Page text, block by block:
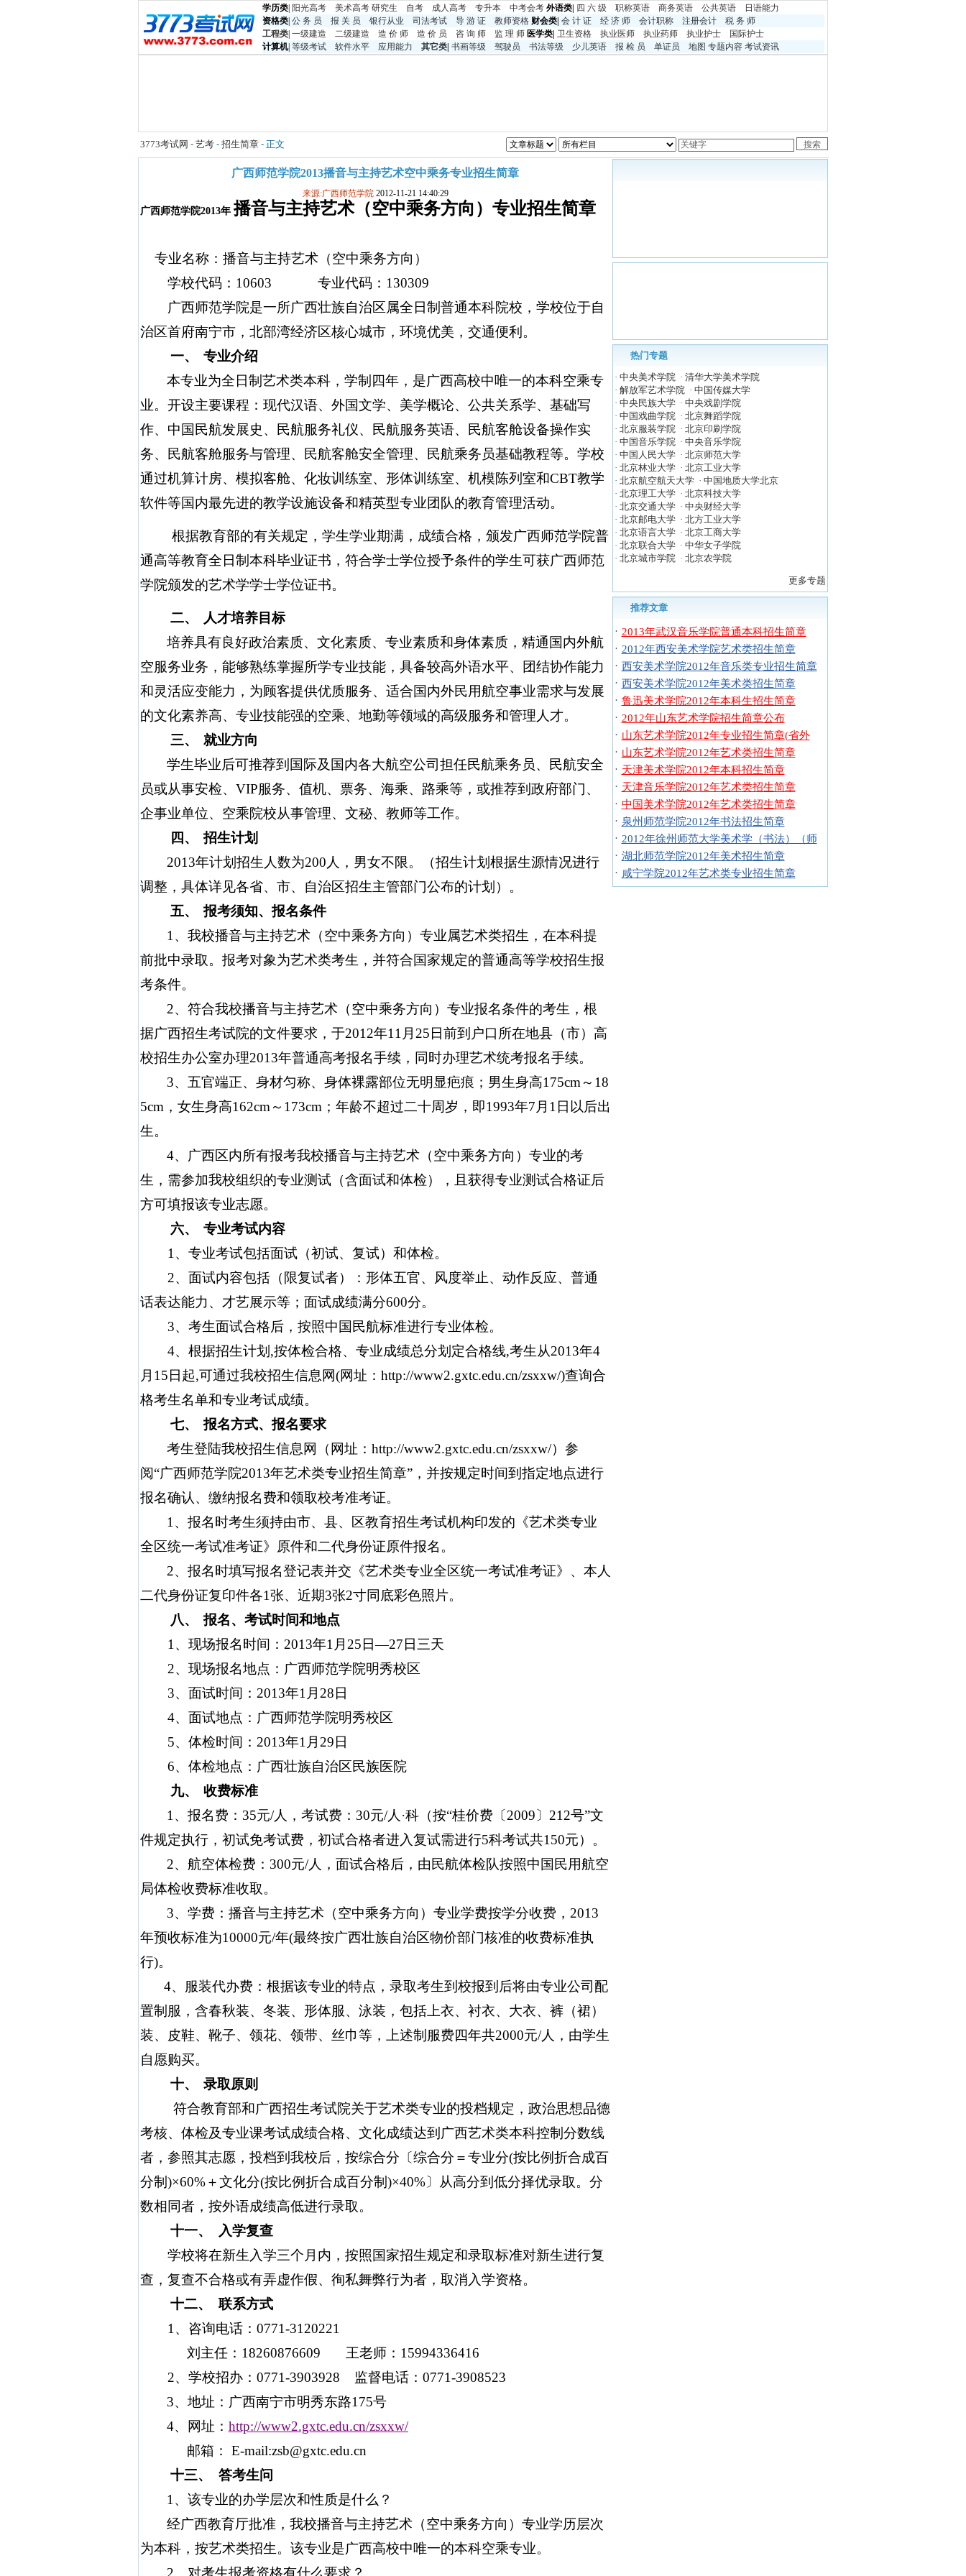
学历类 阳光高考 美术高考 研究生 自考 成人高考 专升本 中考会考 外语类| 四 六 级 职称英语 商务英语 公共英语
日语能力
资格类 公 务 员 报 关 员 银行从业 司法考试 导 游 证 教师资格 财会类| 会 计 证 经 济 师 会计职称 注册会计
税 务 师
工程类 一级建造 二级建造 造 价 师 造 价 员 咨 询 师 监 理 师 医学类| 卫生资格 执业医师 执业药师 执业护士
国际护士
计算机| 等级考试 软件水平 应用能力 其它类 书画等级 驾驶员 书法等级 少儿英语 报 检 员 单证员 地图 专题内容 考试资讯
3773考试网 - 艺考 - 招生简章 - 正文
广西师范学院2013播音与主持艺术空中乘务专业招生简章
来源:广西师范学院 2012-11-21 14:40:29
广西师范学院2013年 播音与主持艺术（空中乘务方向）专业招生简章
专业名称：播音与主持艺术（空中乘务方向）
学校代码： 10603 专业代码： 130309
广西师范学院是一所广西壮族自治区属全日制普通本科院校，学校位于自
治区首府南宁市，北部湾经济区核心城市，环境优美，交通便利。
一、
专业介绍
本专业为全日制艺术类本科，学制四年，是广西高校中唯一的本科空乘专
业。开设主要课程：现代汉语、外国文学、美学概论、公共关系学、基础写
作、中国民航发展史、民航服务礼仪、民航服务英语、民航客舱设备操作实
务、民航客舱服务与管理、民航客舱安全管理、民航乘务员基础教程等。学校
通过机算计房、模拟客舱、化妆训练室、形体训练室、机模陈列室和CBT教学
软件等国内最先进的教学设施设备和精英型专业团队的教育管理活动。
根据教育部的有关规定，学生学业期满，成绩合格，颁发广西师范学院普
通高等教育全日制本科毕业证书，符合学士学位授予条件的学生可获广西师范
学院颁发的艺术学学士学位证书。
二、
人才培养目标
培养具有良好政治素质、文化素质、专业素质和身体素质，精通国内外航
空服务业务，能够熟练掌握所学专业技能，具备较高外语水平、团结协作能力
和灵活应变能力，为顾客提供优质服务、适合国内外民用航空事业需求与发展
的文化素养高、专业技能强的空乘、地勤等领域的高级服务和管理人才。
三、
就业方向
学生毕业后可推荐到国际及国内各大航空公司担任民航乘务员、民航安全
员或从事安检、 VIP服务、值机、票务、海乘、路乘等，或推荐到政府部门、
企事业单位、空乘院校从事管理、文秘、教师等工作。
四、
招生计划
2013年计划招生人数为200 人，男女不限。（招生计划根据生源情况进行
调整，具体详见各省、市、自治区招生主管部门公布的计划）。
五、
报考须知、报名条件
1 、我校播音与主持艺术（空中乘务方向）专业属艺术类招生，在本科提
前批中录取。报考对象为艺术类考生，并符合国家规定的普通高等学校招生报
考条件。
2、符合我校播音与主持艺术（空中乘务方向）专业报名条件的考生，根
据广西招生考试院的文件要求，于2012年11 月 25 日前到户口所在地县（市）高
校招生办公室办理2013年普通高考报名手续，同时办理艺术统考报名手续。
3、五官端正、身材匀称、身体裸露部位无明显疤痕；男生身高175cm ～ 18
5cm ，女生身高162cm ～ 173cm ；年龄不超过二十周岁，即1993年7 月 1 日 以后出
生。
4、广西区内所有报考我校播音与主持艺术（空中乘务方向）专业的考
生，需参加我校组织的专业测试（含面试和体检），且获得专业测试合格证后
方可填报该专业志愿。
六、
专业考试内容
1 、专业考试包括面试（初试、复试）和体检。
2、面试内容包括（限复试者）：形体五官、风度举止、动作反应、普通
话表达能力、才艺展示等；面试成绩满分600分。
3、考生面试合格后，按照中国民航标准进行专业体检。
4、根据招生计划 ,按体检合格、专业成绩总分划定合格线,考生从2013年4
月 15 日 起,可通过我校招生信息网(网址： http://www2.gxtc.edu.cn/zsxxw/)查询合
格考生名单和专业考试成绩。
七、
报名方式、报名要求
考生登陆我校招生信息网（网址： http://www2.gxtc.edu.cn/zsxxw/）参
阅“广西师范学院2013年艺术类专业招生简章”，并按规定时间到指定地点进行
报名确认、缴纳报名费和领取校考准考证。
1 、报名时考生须持由市、县、区教育招生考试机构印发的《艺术类专业
全区统一考试准考证》原件和二代身份证原件报名。
2、报名时填写报名登记表并交《艺术类专业全区统一考试准考证》、本人
二代身份证复印件各1张、近期3张2寸同底彩色照片。
八、
报名、考试时间和地点
1 、现场报名时间： 2013年1 月 25 日—27 日三天
2、现场报名地点：广西师范学院明秀校区
3、面试时间： 2013年1 月 28 日
4、面试地点：广西师范学院明秀校区
5、体检时间： 2013年1 月 29 日
6、体检地点：广西壮族自治区民族医院
九、
收费标准
1 、报名费： 35元/人，考试费： 30元/人·科（按“桂价费〔 2009 〕 212号”文
件规定执行，初试免考试费，初试合格者进入复试需进行5科考试共150元）。
2、航空体检费： 300元/人，面试合格后，由民航体检队按照中国民用航空
局体检收费标准收取。
3、学费：播音与主持艺术（空中乘务方向）专业学费按学分收费， 2013
年预收标准为10000元/年(最终按广西壮族自治区物价部门核准的收费标准执
行)。
4、服装代办费：根据该专业的特点，录取考生到校报到后将由专业公司配
置制服，含春秋装、冬装、形体服、泳装，包括上衣、衬衣、大衣、裤（裙）
装、皮鞋、靴子、领花、领带、丝巾等，上述制服费四年共2000元/人，由学生
自愿购买。
十、
录取原则
符合教育部和广西招生考试院关于艺术类专业的投档规定，政治思想品德
考核、体检及专业课考试成绩合格、文化成绩达到广西艺术类本科控制分数线
者，参照其志愿，投档到我校后，按综合分〔综合分＝专业分(按比例折合成百
分制 )×60%＋文化分(按比例折合成百分制 )×40%〕从高分到低分择优录取。分
数相同者，按外语成绩高低进行录取。
十一、
入学复查
学校将在新生入学三个月内，按照国家招生规定和录取标准对新生进行复
查，复查不合格或有弄虚作假、徇私舞弊行为者，取消入学资格。
十二、
联系方式
1 、咨询电话： 0771-3120221
刘主任： 18260876609 王老师： 15994336416
2、学校招办： 0771-3903928 监督电话： 0771-3908523
3、地址：广西南宁市明秀东路175号
4、网址： http://www2.gxtc.edu.cn/zsxxw/
邮箱： E-mail:zsb@gxtc.edu.cn
十三、
答考生问
1 、该专业的办学层次和性质是什么？
经广西教育厅批准，我校播音与主持艺术（空中乘务方向）专业学历层次
为本科，按艺术类招生。该专业是广西高校中唯一的本科空乘专业。
2 、对考生报考资格有什么要求？
热门专题
· 中央美术学院· 清华大学美术学院
· 解放军艺术学院· 中国传媒大学
· 中央民族大学· 中央戏剧学院
· 中国戏曲学院· 北京舞蹈学院
· 北京服装学院· 北京印刷学院
· 中国音乐学院· 中央音乐学院
· 中国人民大学· 北京师范大学
· 北京林业大学· 北京工业大学
· 北京航空航天大学· 中国地质大学北京
· 北京理工大学· 北京科技大学
· 北京交通大学· 中央财经大学
· 北京邮电大学· 北方工业大学
· 北京语言大学· 北京工商大学
· 北京联合大学· 中华女子学院
· 北京城市学院· 北京农学院
更多专题
推荐文章
· 2013年武汉音乐学院普通本科招生简章
· 2012年西安美术学院艺术类招生简章
· 西安美术学院2012年音乐类专业招生简章
· 西安美术学院2012年美术类招生简章
· 鲁迅美术学院2012年本科生招生简章
· 2012年山东艺术学院招生简章公布
· 山东艺术学院2012年专业招生简章(省外
· 山东艺术学院2012年艺术类招生简章
· 天津美术学院2012年本科招生简章
· 天津音乐学院2012年艺术类招生简章
· 中国美术学院2012年艺术类招生简章
· 泉州师范学院2012年书法招生简章
· 2012年徐州师范大学美术学（书法）（师
· 湖北师范学院2012年美术招生简章
· 咸宁学院2012年艺术类专业招生简章